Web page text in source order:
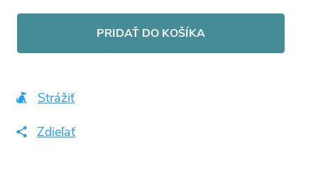
PRIDAŤ DO KOŠÍKA
Strážiť
Zdieľať